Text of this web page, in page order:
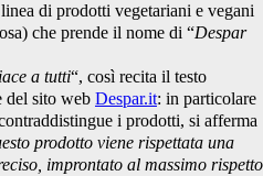
di prodotti vegetariani e vegani
che prende il nome di “Despar
a tutti“, così recita il testo
del sito web Despar.it: in particolare
i prodotti, si afferma
prodotto viene rispettata una
improntato al massimo rispetto